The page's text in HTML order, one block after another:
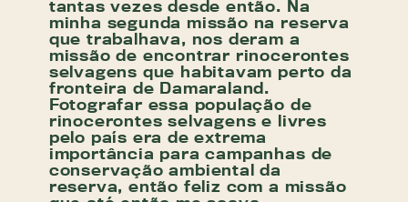
tantas vezes desde então. Na
minha segunda missão na reserva
que trabalhava, nos deram a
missão de encontrar rinocerontes
selvagens que habitavam perto da
fronteira de Damaraland.
Fotografar essa população de
rinocerontes selvagens e livres
pelo país era de extrema
importância para campanhas de
conservação ambiental da
reserva, então feliz com a missão